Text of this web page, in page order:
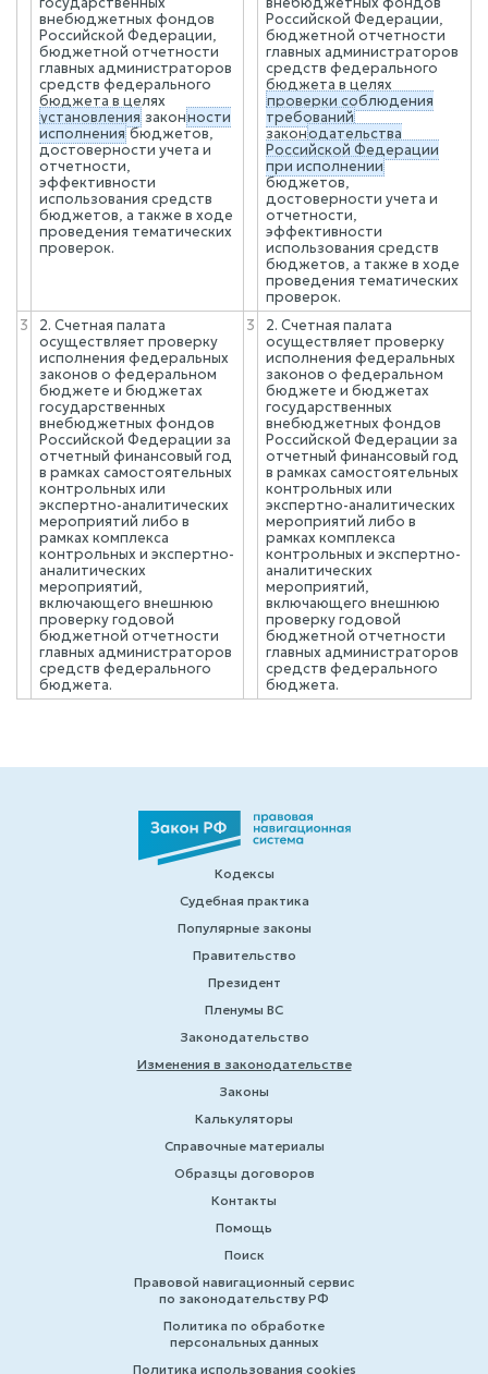
внебюджетных фондов
Российской Федерации,
бюджетной отчетности
главных администраторов
средств федерального
бюджета в целях
установления законности
исполнениябюджетов,
достоверности учета и
отчетности,
эффективности
использования средств
бюджетов, а также в ходе
проведения тематических
проверок.
Российской Федерации,
бюджетной отчетности
главных администраторов
средств федерального
бюджета в целях
проверки соблюдения
требований
законодательства
Российской Федерации
при исполнении
бюджетов,
достоверности учета и
отчетности,
эффективности
использования средств
бюджетов, а также в ходе
проведения тематических
проверок.
3
2. Счетная палата
осуществляет проверку
исполнения федеральных
законов о федеральном
бюджете и бюджетах
государственных
внебюджетных фондов
Российской Федерации за
отчетный финансовый год
в рамках самостоятельных
контрольных или
экспертно-аналитических
мероприятий либо в
рамках комплекса
контрольных и экспертно-
аналитических
мероприятий,
включающего внешнюю
проверку годовой
бюджетной отчетности
главных администраторов
средств федерального
бюджета.
3
2. Счетная палата
осуществляет проверку
исполнения федеральных
законов о федеральном
бюджете и бюджетах
государственных
внебюджетных фондов
Российской Федерации за
отчетный финансовый год
в рамках самостоятельных
контрольных или
экспертно-аналитических
мероприятий либо в
рамках комплекса
контрольных и экспертно-
аналитических
мероприятий,
включающего внешнюю
проверку годовой
бюджетной отчетности
главных администраторов
средств федерального
бюджета.
Кодексы
Судебная практика
Популярные законы
Правительство
Президент
Пленумы ВС
Законодательство
Изменения в законодательстве
Законы
Калькуляторы
Справочные материалы
Образцы договоров
Контакты
Помощь
Поиск
Правовой навигационный сервис
по законодательству РФ
Политика по обработке
персональных данных
Политика использования cookies